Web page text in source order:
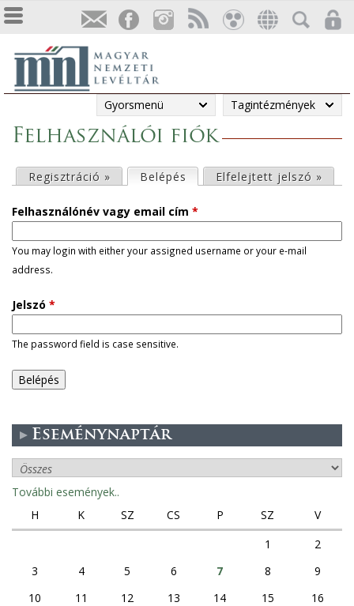
Gyorsmenü Tagintézmények
Felhasználói fiók
l
s
ő
d
l
e
e
s
Regisztráció » Belépés (aktív fül)Elfelejtett jelszó »
Felhasználónév vagy email cím *
You may login with either your assigned username or your e-mail
address.
Jelszó *
The password field is case sensitive.
Eseménynaptár
További események..
H
K SZ CS P SZ
V
1
2
3
4 5 6 7 8
9
10
11 12 13 14 15
16